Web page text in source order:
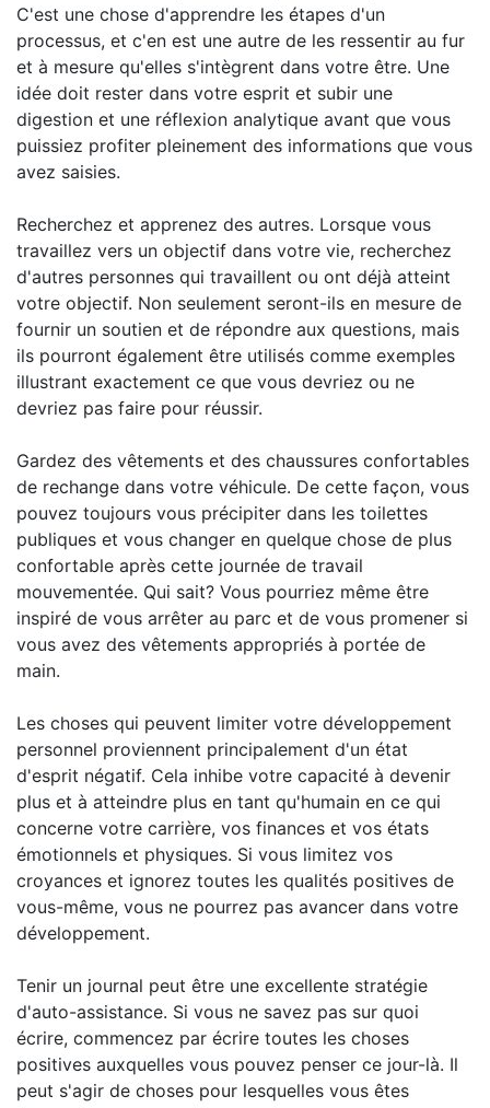
C'est une chose d'apprendre les étapes d'un
processus, et c'en est une autre de les ressentir au fur
et à mesure qu'elles s'intègrent dans votre être. Une
idée doit rester dans votre esprit et subir une
digestion et une réflexion analytique avant que vous
puissiez profiter pleinement des informations que vous
avez saisies.
Recherchez et apprenez des autres. Lorsque vous
travaillez vers un objectif dans votre vie, recherchez
d'autres personnes qui travaillent ou ont déjà atteint
votre objectif. Non seulement seront-ils en mesure de
fournir un soutien et de répondre aux questions, mais
ils pourront également être utilisés comme exemples
illustrant exactement ce que vous devriez ou ne
devriez pas faire pour réussir.
Gardez des vêtements et des chaussures confortables
de rechange dans votre véhicule. De cette façon, vous
pouvez toujours vous précipiter dans les toilettes
publiques et vous changer en quelque chose de plus
confortable après cette journée de travail
mouvementée. Qui sait? Vous pourriez même être
inspiré de vous arrêter au parc et de vous promener si
vous avez des vêtements appropriés à portée de
main.
Les choses qui peuvent limiter votre développement
personnel proviennent principalement d'un état
d'esprit négatif. Cela inhibe votre capacité à devenir
plus et à atteindre plus en tant qu'humain en ce qui
concerne votre carrière, vos finances et vos états
émotionnels et physiques. Si vous limitez vos
croyances et ignorez toutes les qualités positives de
vous-même, vous ne pourrez pas avancer dans votre
développement.
Tenir un journal peut être une excellente stratégie
d'auto-assistance. Si vous ne savez pas sur quoi
écrire, commencez par écrire toutes les choses
positives auxquelles vous pouvez penser ce jour-là. Il
peut s'agir de choses pour lesquelles vous êtes